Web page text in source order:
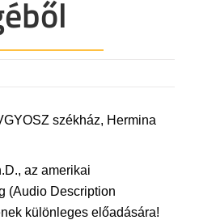
székház, Hermina
az amerikai
(Audio Description
különleges előadására!